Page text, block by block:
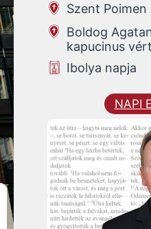
Szent
Boldog
kapucinus
Ibolya napja
NAPI